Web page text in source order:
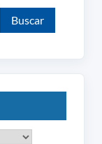
Buscar: